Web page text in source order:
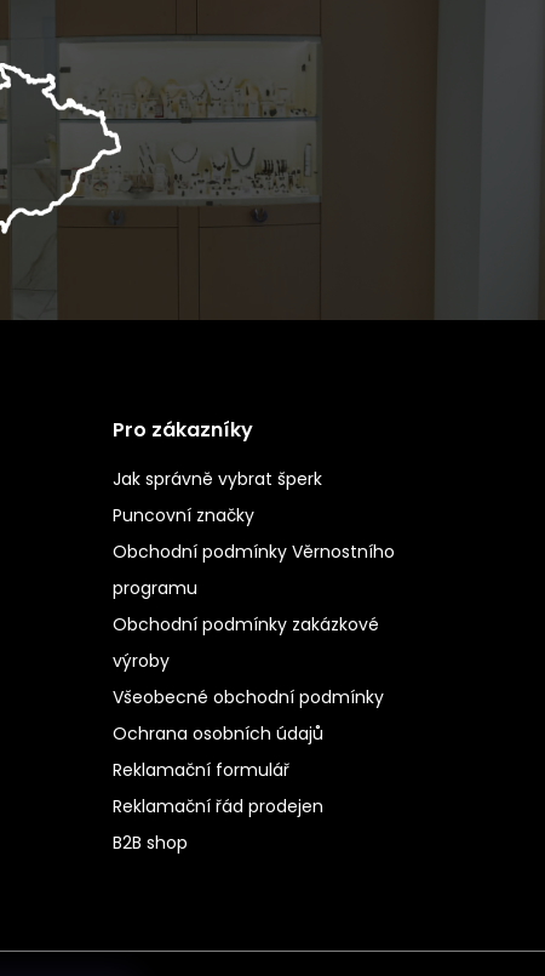
Pro zákazníky
Jak správně vybrat šperk
Puncovní značky
Obchodní podmínky Věrnostního
programu
Obchodní podmínky zakázkové
výroby
Všeobecné obchodní podmínky
Ochrana osobních údajů
Reklamační formulář
Reklamační řád prodejen
B2B shop